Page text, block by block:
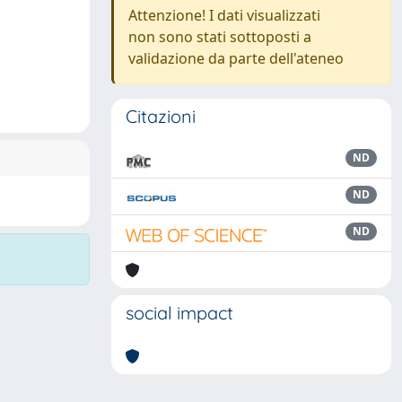
Attenzione! I dati visualizzati
non sono stati sottoposti a
validazione da parte dell'ateneo
Citazioni
ND
ND
ND
social impact